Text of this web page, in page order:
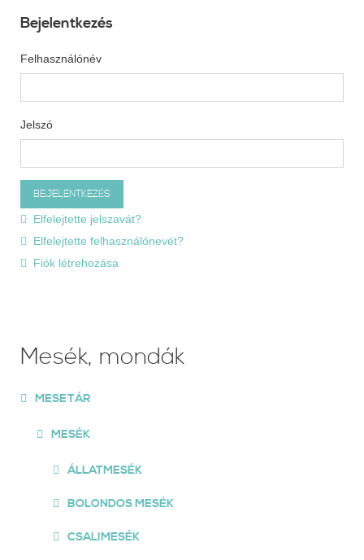
Bejelentkezés
Felhasználónév
Jelszó
Elfelejtette jelszavát?
Elfelejtette felhasználónevét?
Fiók létrehozása
Mesék, mondák
MESETÁR
MESÉK
ÁLLATMESÉK
BOLONDOS MESÉK
CSALIMESÉK